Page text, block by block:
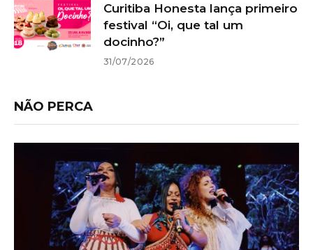
Curitiba Honesta lança primeiro
festival “Oi, que tal um
docinho?”
31/07/2026
NÃO PERCA